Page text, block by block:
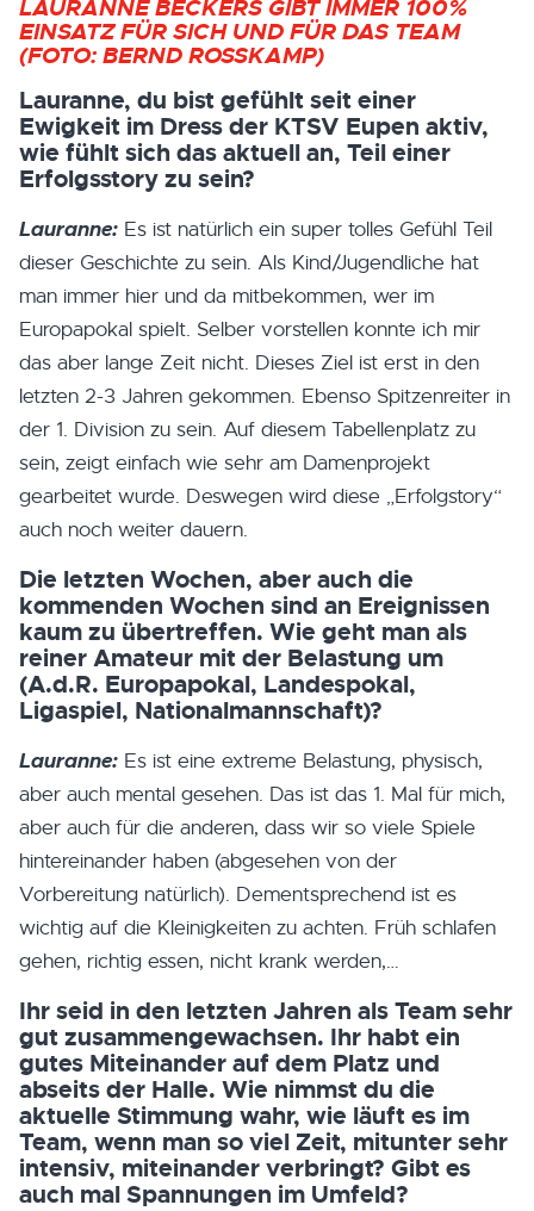
LAURANNE BECKERS GIBT IMMER 100%
EINSATZ FÜR SICH UND FÜR DAS TEAM
(FOTO: BERND ROSSKAMP)
Lauranne, du bist gefühlt seit einer
Ewigkeit im Dress der KTSV Eupen aktiv,
wie fühlt sich das aktuell an, Teil einer
Erfolgsstory zu sein?
Lauranne: Es ist natürlich ein super tolles Gefühl Teil
dieser Geschichte zu sein. Als Kind/Jugendliche hat
man immer hier und da mitbekommen, wer im
Europapokal spielt. Selber vorstellen konnte ich mir
das aber lange Zeit nicht. Dieses Ziel ist erst in den
letzten 2-3 Jahren gekommen. Ebenso Spitzenreiter in
der 1. Division zu sein. Auf diesem Tabellenplatz zu
sein, zeigt einfach wie sehr am Damenprojekt
gearbeitet wurde. Deswegen wird diese „Erfolgstory“
auch noch weiter dauern.
Die letzten Wochen, aber auch die
kommenden Wochen sind an Ereignissen
kaum zu übertreffen. Wie geht man als
reiner Amateur mit der Belastung um
(A.d.R. Europapokal, Landespokal,
Ligaspiel, Nationalmannschaft)?
Lauranne: Es ist eine extreme Belastung, physisch,
aber auch mental gesehen. Das ist das 1. Mal für mich,
aber auch für die anderen, dass wir so viele Spiele
hintereinander haben (abgesehen von der
Vorbereitung natürlich). Dementsprechend ist es
wichtig auf die Kleinigkeiten zu achten. Früh schlafen
gehen, richtig essen, nicht krank werden,…
Ihr seid in den letzten Jahren als Team sehr
gut zusammengewachsen. Ihr habt ein
gutes Miteinander auf dem Platz und
abseits der Halle. Wie nimmst du die
aktuelle Stimmung wahr, wie läuft es im
Team, wenn man so viel Zeit, mitunter sehr
intensiv, miteinander verbringt? Gibt es
auch mal Spannungen im Umfeld?